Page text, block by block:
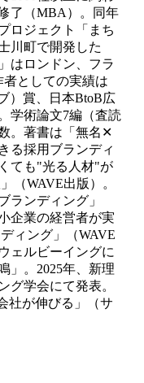
了（MBA）。同年
ロジェクト「まち
川町で開発した
はロンドン、フラ
としての実績は
）賞、日本BtoB広
学術論文7編（査読
。著書は「無名✕
る採用ブランディ
ても"光る人材"が
（WAVE出版）。
ランディング」
企業の経営者が実
ィング」（WAVE
ェルビーイングに
」。2025年、新理
グ学会にて発表。
社が伸びる」（サ